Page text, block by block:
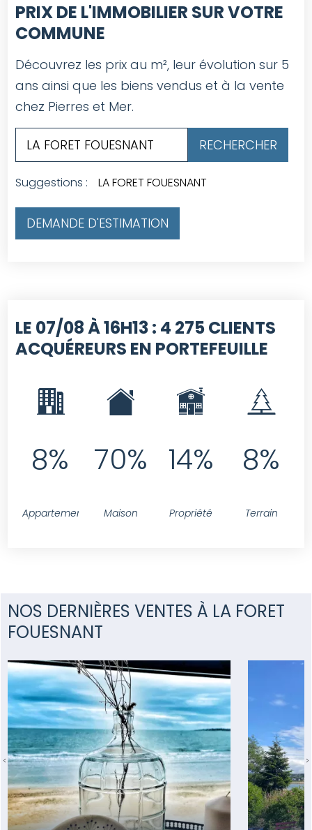
PRIX DE L'IMMOBILIER SUR VOTRE
COMMUNE
Découvrez les prix au m², leur évolution sur 5
ans ainsi que les biens vendus et à la vente
chez Pierres et Mer.
Suggestions : LA FORET FOUESNANT
DEMANDE D'ESTIMATION
LE 07/08 À 16H13 : 4 275 CLIENTS
ACQUÉREURS EN PORTEFEUILLE
8%
Appartement
70%
Maison
14%
Propriété
8%
Terrain
NOS DERNIÈRES VENTES À LA FORET
FOUESNANT